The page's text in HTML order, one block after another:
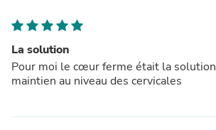
La solution
Pour moi le cœur ferme était la solution pour un meilleur
maintien au niveau des cervicales